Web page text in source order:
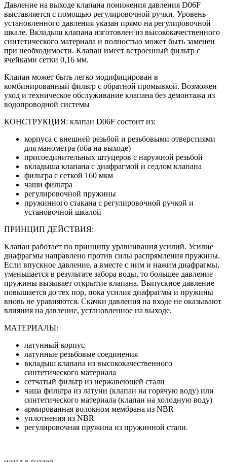
Давление на выходе клапана понижения давления D06F
выставляется с помощью регулировочной ручки. Уровень
установленного давления указан прямо на регулировочной
шкале. Вкладыш клапана изготовлен из высококачественного
синтетического материала и полностью может быть заменен
при необходимости. Клапан имеет встроенный фильтр с
ячейками сетки 0,16 мм.
Клапан может быть легко модифицирован в
комбинированный фильтр с обратной промывкой. Возможен
уход и техническое обслуживание клапана без демонтажа из
водопроводной системы
КОНСТРУКЦИЯ: клапан D06F состоит из:
корпуса с внешней резьбой и резьбовыми отверстиями
для манометра (оба на выходе)
присоединительных штуцеров с наружной резьбой
вкладыша клапана с диафрагмой и седлом клапана
фильтра с сеткой 160 мкм
чаши фильтра
регулировочной пружины
пружинного стакана с регулировочной ручкой и
установочной шкалой
ПРИНЦИП ДЕЙСТВИЯ:
Клапан работает по принципу уравнивания усилий. Усилие
диафрагмы направлено против силы распрямления пружины.
Если впускное давление, а вместе с ним и нажим диафрагмы,
уменьшается в результате забора воды, то большее давление
пружины вызывает открытие клапана. Выпускное давление
повышается до тех пор, пока усилия диафрагмы и пружины
вновь не уравняются. Скачки давления на входе не оказывают
влияния на давление, установленное на выходе.
МАТЕРИАЛЫ:
латунный корпус
латунные резьбовые соединения
вкладыш клапана из высококачественного
синтетического материала
сетчатый фильтр из нержавеющей стали
чаша фильтра из латуни (клапан на горячую воду) или
синтетического материала (клапан на холодную воду)
армированная волокном мембрана из NBR
уплотнения из NBR
регулировочная пружина из пружинной стали.